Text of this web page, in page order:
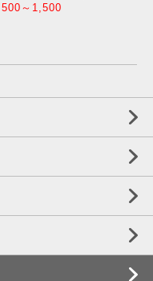
～1,500